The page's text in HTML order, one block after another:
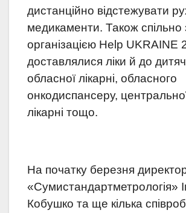
дистанційно відстежувати
медикаменти. Також спільно
організацією Help UKRAINE
доставлялися ліки й до
обласної лікарні, обласного
онкодиспансеру,
лікарні тощо.
На початку березня
«Сумистандартметрологія»
Кобушко та ще кілька